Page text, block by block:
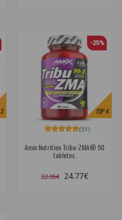
3 TOP4
-25%
Amix Nutrition Tribu-ZMA® 90
tabletes.
(51)
32.95€ 24.77€